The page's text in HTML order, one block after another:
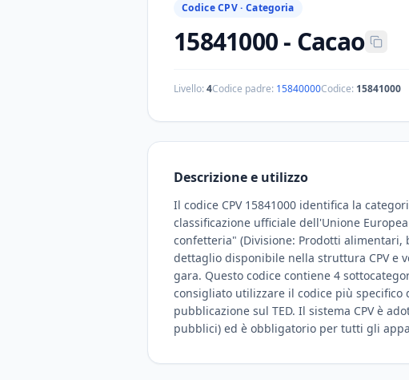
Codice CPV · Categoria
15841000- Cacao
Livello:4Codice padre: 15840000Codice: 15841000
Descrizione e utilizzo
Il codice CPV 15841000 identifica la
classificazione ufficiale dell'Unione
confetteria" (Divisione: Prodotti alimentari,
dettaglio disponibile nella struttura CPV e
gara. Questo codice contiene 4
consigliato utilizzare il codice più
pubblicazione sul TED. Il sistema CPV è
pubblici) ed è obbligatorio per tutti gli